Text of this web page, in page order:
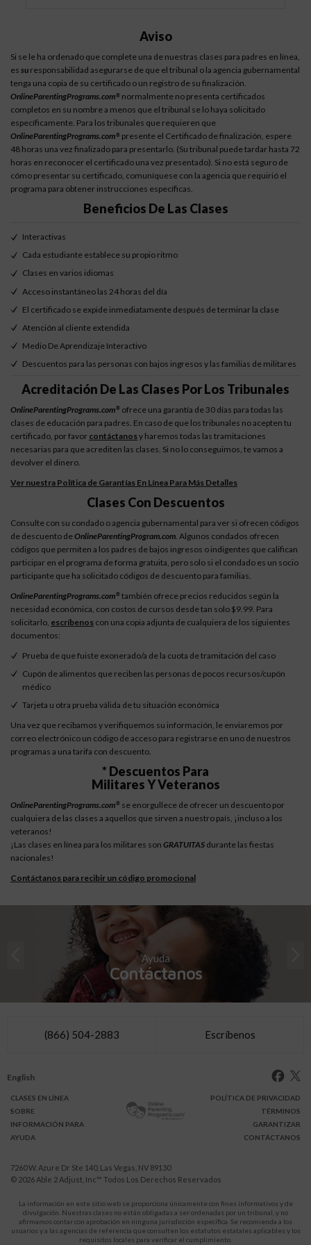
Aviso
Si se le ha ordenado que complete una de nuestras clases para padres en línea,
es su responsabilidad asegurarse de que el tribunal o la agencia gubernamental
tenga una copia de su certificado o un registro de su finalización.
OnlineParentingPrograms.com® normalmente no presenta certificados
completos en su nombre a menos que el tribunal se lo haya solicitado
específicamente. Para los tribunales que requieren que
OnlineParentingPrograms.com® presente el Certificado de finalización, espere
48 horas una vez finalizado para presentarlo. (Su tribunal puede tardar hasta 72
horas en reconocer el certificado una vez presentado). Si no está seguro de
cómo presentar su certificado, comuníquese con la agencia que requirió el
programa para obtener instrucciones específicas.
Beneficios De Las Clases
Interactivas
Cada estudiante establece su propio ritmo
Clases en varios idiomas
Acceso instantáneo las 24 horas del día
El certificado se expide inmediatamente después de terminar la clase
Atención al cliente extendida
Medio De Aprendizaje Interactivo
Descuentos para las personas con bajos ingresos y las familias de militares
Acreditación De Las Clases Por Los Tribunales
OnlineParentingPrograms.com® ofrece una garantía de 30 días para todas las
clases de educación para padres. En caso de que los tribunales no acepten tu
certificado, por favor contáctanosy haremos todas las tramitaciones
necesarias para que acrediten las clases. Si no lo conseguimos, te vamos a
devolver el dinero.
Ver nuestra Política de Garantías En Línea Para Más Detalles
Clases Con Descuentos
Consulte con su condado o agencia gubernamental para ver si ofrecen códigos
de descuento deOnlineParentingProgram.com . Algunos condados ofrecen
códigos que permiten a los padres de bajos ingresos o indigentes que califican
participar en el programa de forma gratuita, pero solo si el condado es un socio
participante que ha solicitado códigos de descuento para familias.
OnlineParentingPrograms.com® también ofrece precios reducidos según la
necesidad económica, con costos de cursos desde tan solo $9.99. Para
solicitarlo, escríbenos con una copia adjunta de cualquiera de los siguientes
documentos:
Prueba de que fuiste exonerado/a de la cuota de tramitación del caso
Cupón de alimentos que reciben las personas de pocos recursos/cupón
médico
Tarjeta u otra prueba válida de tu situación económica
Una vez que recibamos y verifiquemos su información, le enviaremos por
correo electrónico un código de acceso para registrarse en uno de nuestros
programas a una tarifa con descuento.
* Descuentos Para
Militares Y Veteranos
OnlineParentingPrograms.com® se enorgullece de ofrecer un descuento por
cualquiera de las clases a aquellos que sirven a nuestro país, ¡incluso a los
veteranos!
¡Las clases en línea para los militares son GRATUITAS durante las fiestas
nacionales!
Contáctanos para recibir un código promocional
Ayuda
Contáctanos
(866) 504-2883 Escríbenos
English
CLASES EN LÍNEA
SOBRE
INFORMACIÓN PARA
AYUDA
POLÍTICA DE PRIVACIDAD
TÉRMINOS
GARANTIZAR
CONTÁCTANOS
7260 W. Azure Dr Ste 140, Las Vegas, NV 89130
© 2026 Able 2 Adjust, Inc™ Todos Los Derechos Reservados
La información en este sitio web se proporciona únicamente con fines informativos y de
divulgación. Nuestras clases no están obligadas a ser ordenadas por un tribunal, y no
afirmamos contar con aprobación en ninguna jurisdicción específica. Se recomienda a los
usuarios y a las agencias de referencia que consulten los estatutos estatales aplicables y los
requisitos locales para verificar el cumplimiento.